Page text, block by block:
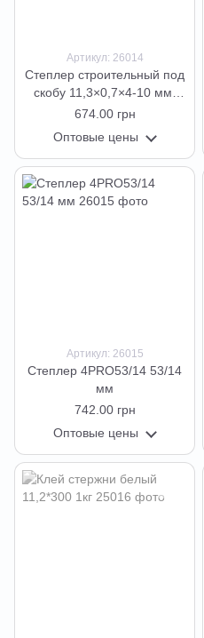
Артикул: 26014
Степлер строительный под
скобу 11,3×0,7×4-10 мм,
металлический корпус,
674.00 грн
Оптовые цены
Артикул: 26015
Степлер 4PRO53/14 53/14
мм
742.00 грн
Оптовые цены